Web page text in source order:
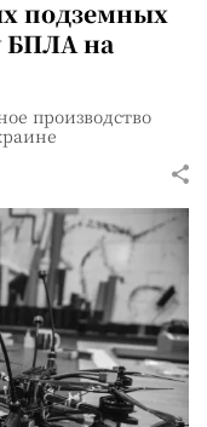
подземных
БПЛА на
производство